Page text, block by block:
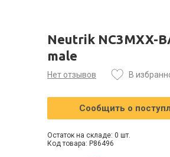
Neutrik NC3MXX-
male
Нет отзывов В
Сообщить о
Остаток на складе: 0 шт.
Код товара: P86496